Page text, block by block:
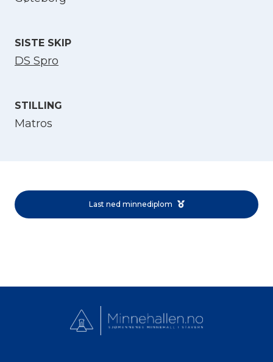
SISTE SKIP
DS Spro
STILLING
Matros
Last ned minnediplom
Norsk bokmål